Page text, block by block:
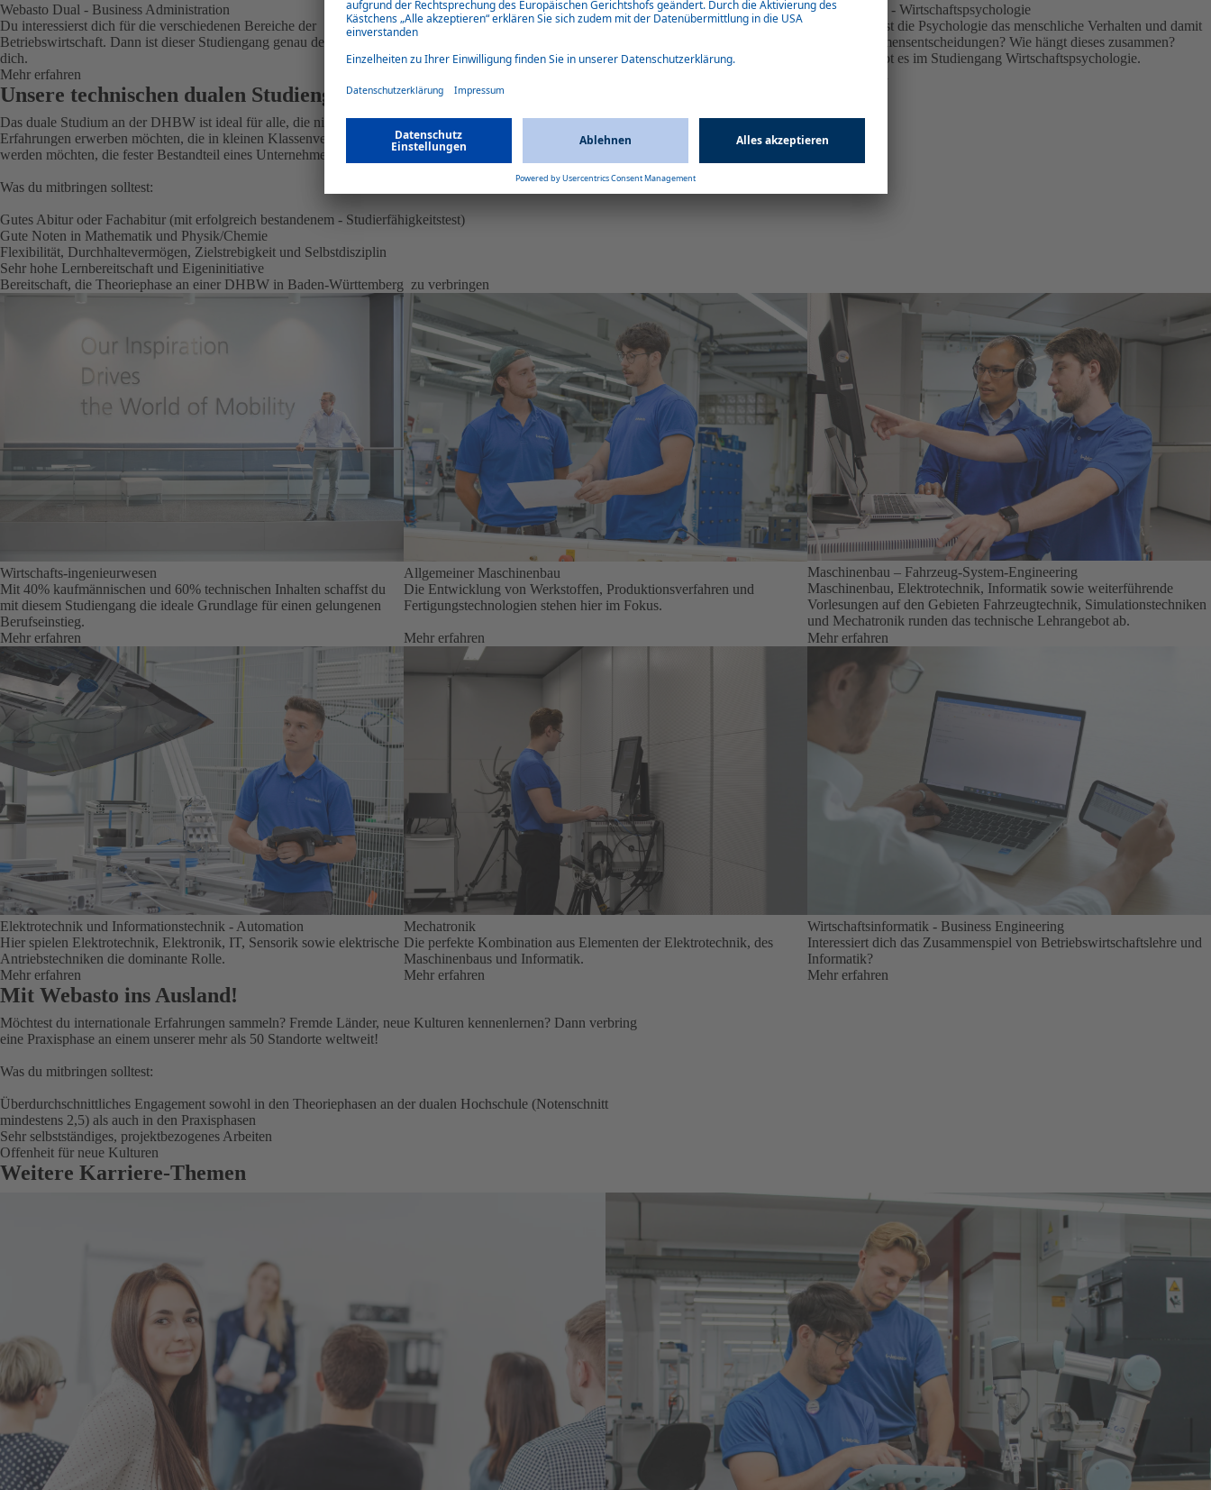
Webasto Dual - Business Administration
Du interessierst dich für die verschiedenen Bereiche der
Betriebswirtschaft. Dann ist dieser Studiengang genau der richtige für
dich.
Mehr erfahren
Webasto Dual - Management & Digitalisierung
Betriebswirtschaft und IT - beides kombiniert in einem Studiengang.
Webasto Dual - Wirtschaftspsychologie
Wie beeinflusst die Psychologie das menschliche Verhalten und damit
die Unternehmensentscheidungen? Wie hängt dieses zusammen?
Antworten gibt es im Studiengang Wirtschaftspsychologie.
Unsere technischen dualen Studiengänge
Das duale Studium an der DHBW ist ideal für alle, die nicht nur theoretische Kenntnisse, sondern auch praktische
Erfahrungen erwerben möchten, die in kleinen Klassenverbänden von Professoren aus der Praxis ausgebildet
werden möchten, die fester Bestandteil eines Unternehmens sein möchten.
Was du mitbringen solltest:
Gutes Abitur oder Fachabitur (mit erfolgreich bestandenem - Studierfähigkeitstest)
Gute Noten in Mathematik und Physik/Chemie
Flexibilität, Durchhaltevermögen, Zielstrebigkeit und Selbstdisziplin
Sehr hohe Lernbereitschaft und Eigeninitiative
Bereitschaft, die Theoriephase an einer DHBW in Baden-Württemberg zu verbringen
Wirtschafts-ingenieurwesen
Mit 40% kaufmännischen und 60% technischen Inhalten schaffst du
mit diesem Studiengang die ideale Grundlage für einen gelungenen
Berufseinstieg.
Mehr erfahren
Allgemeiner Maschinenbau
Die Entwicklung von Werkstoffen, Produktionsverfahren und
Fertigungstechnologien stehen hier im Fokus.
Mehr erfahren
Maschinenbau – Fahrzeug-System-Engineering
Maschinenbau, Elektrotechnik, Informatik sowie weiterführende
Vorlesungen auf den Gebieten Fahrzeugtechnik, Simulationstechniken
und Mechatronik runden das technische Lehrangebot ab.
Mehr erfahren
Elektrotechnik und Informationstechnik - Automation
Hier spielen Elektrotechnik, Elektronik, IT, Sensorik sowie elektrische
Antriebstechniken die dominante Rolle.
Mehr erfahren
Mechatronik
Die perfekte Kombination aus Elementen der Elektrotechnik, des
Maschinenbaus und Informatik.
Mehr erfahren
Wirtschaftsinformatik - Business Engineering
Interessiert dich das Zusammenspiel von Betriebswirtschaftslehre und
Informatik?
Mehr erfahren
Mit Webasto ins Ausland!
Möchtest du internationale Erfahrungen sammeln? Fremde Länder, neue Kulturen kennenlernen? Dann verbring
eine Praxisphase an einem unserer mehr als 50 Standorte weltweit!
Was du mitbringen solltest:
Überdurchschnittliches Engagement sowohl in den Theoriephasen an der dualen Hochschule (Notenschnitt
mindestens 2,5) als auch in den Praxisphasen
Sehr selbstständiges, projektbezogenes Arbeiten
Offenheit für neue Kulturen
Weitere Karriere-Themen